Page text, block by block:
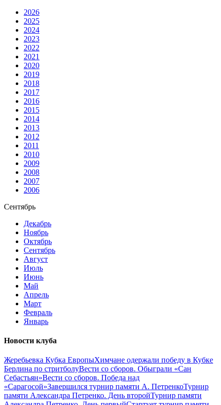
2026
2025
2024
2023
2022
2021
2020
2019
2018
2017
2016
2015
2014
2013
2012
2011
2010
2009
2008
2007
2006
Сентябрь
Декабрь
Ноябрь
Октябрь
Сентябрь
Август
Июль
Июнь
Май
Апрель
Март
Февраль
Январь
Новости клуба
Жеребьевка Кубка ЕвропыХимчане одержали победу в Кубке
Берлина по стритболуВести со сборов. Обыграли «Сан
Себастьян»Вести со сборов. Победа над
«Сарагосой»Завершился турнир памяти А. ПетренкоТурнир
памяти Александра Петренко. День второйТурнир памяти